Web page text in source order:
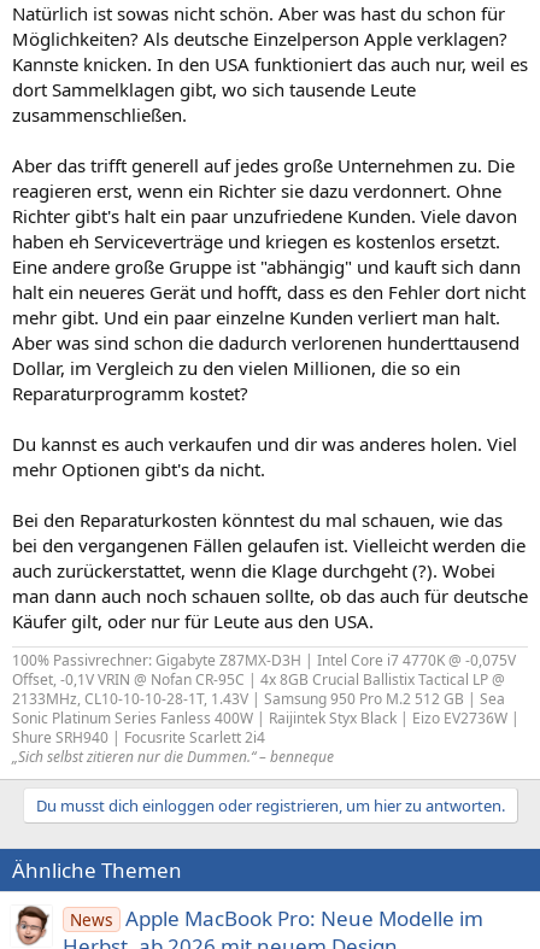
Natürlich ist sowas nicht schön. Aber was hast du schon für
Möglichkeiten? Als deutsche Einzelperson Apple verklagen?
Kannste knicken. In den USA funktioniert das auch nur, weil es
dort Sammelklagen gibt, wo sich tausende Leute
zusammenschließen.
Aber das trifft generell auf jedes große Unternehmen zu. Die
reagieren erst, wenn ein Richter sie dazu verdonnert. Ohne
Richter gibt's halt ein paar unzufriedene Kunden. Viele davon
haben eh Serviceverträge und kriegen es kostenlos ersetzt.
Eine andere große Gruppe ist "abhängig" und kauft sich dann
halt ein neueres Gerät und hofft, dass es den Fehler dort nicht
mehr gibt. Und ein paar einzelne Kunden verliert man halt.
Aber was sind schon die dadurch verlorenen hunderttausend
Dollar, im Vergleich zu den vielen Millionen, die so ein
Reparaturprogramm kostet?
Du kannst es auch verkaufen und dir was anderes holen. Viel
mehr Optionen gibt's da nicht.
Bei den Reparaturkosten könntest du mal schauen, wie das
bei den vergangenen Fällen gelaufen ist. Vielleicht werden die
auch zurückerstattet, wenn die Klage durchgeht (?). Wobei
man dann auch noch schauen sollte, ob das auch für deutsche
Käufer gilt, oder nur für Leute aus den USA.
100% Passivrechner: Gigabyte Z87MX-D3H | Intel Core i7 4770K @ -0,075V
Offset, -0,1V VRIN @ Nofan CR-95C | 4x 8GB Crucial Ballistix Tactical LP @
2133MHz, CL10-10-10-28-1T, 1.43V | Samsung 950 Pro M.2 512 GB | Sea
Sonic Platinum Series Fanless 400W | Raijintek Styx Black | Eizo EV2736W |
Shure SRH940 | Focusrite Scarlett 2i4
„Sich selbst zitieren nur die Dummen.“ – benneque
Du musst dich einloggen oder registrieren, um hier zu antworten.
Ähnliche Themen
News Apple MacBook Pro: Neue Modelle im